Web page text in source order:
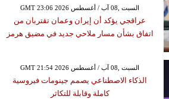
GMT 23:06 2026 السبت ,08 آب / أغسطس
عراقجي يؤكد أن إيران وعمان تقتربان من
اتفاق بشأن مسار ملاحي جديد في مضيق هرمز
GMT 21:54 2026 السبت ,08 آب / أغسطس
الذكاء الاصطناعي يصمم جينومات فيروسية
كاملة وقابلة للتكاثر